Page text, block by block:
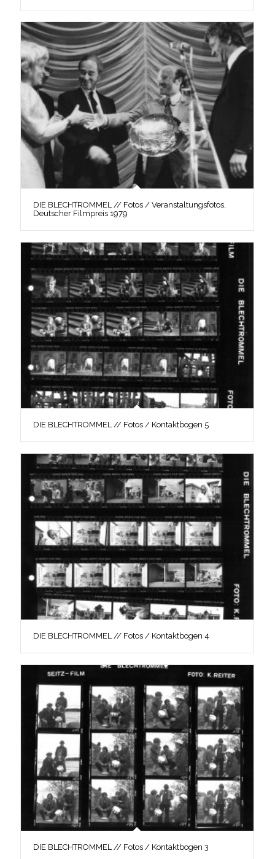
DIE BLECHTROMMEL // Fotos / Veranstaltungsfotos,
Deutscher Filmpreis 1979
DIE BLECHTROMMEL // Fotos / Kontaktbogen 5
DIE BLECHTROMMEL // Fotos / Kontaktbogen 4
DIE BLECHTROMMEL // Fotos / Kontaktbogen 3